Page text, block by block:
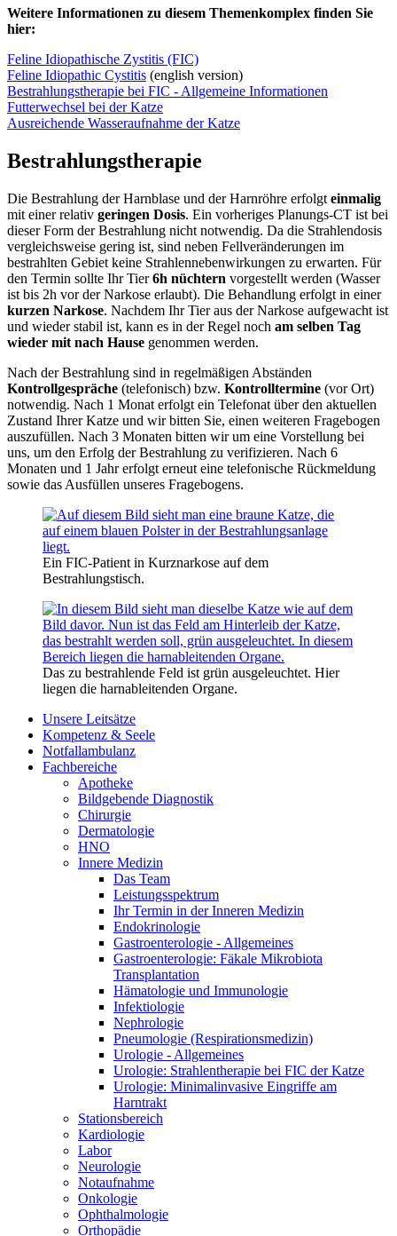
Weitere Informationen zu diesem Themenkomplex finden Sie
hier:
Feline Idiopathische Zystitis (FIC)
Feline Idiopathic Cystitis (english version)
Bestrahlungstherapie bei FIC - Allgemeine Informationen
Futterwechsel bei der Katze
Ausreichende Wasseraufnahme der Katze
Bestrahlungstherapie
Die Bestrahlung der Harnblase und der Harnröhre erfolgt einmalig
mit einer relativ geringen Dosis. Ein vorheriges Planungs-CT ist bei
dieser Form der Bestrahlung nicht notwendig. Da die Strahlendosis
vergleichsweise gering ist, sind neben Fellveränderungen im
bestrahlten Gebiet keine Strahlennebenwirkungen zu erwarten. Für
den Termin sollte Ihr Tier6h nüchtern vorgestellt werden (Wasser
ist bis 2h vor der Narkose erlaubt). Die Behandlung erfolgt in einer
kurzen Narkose. Nachdem Ihr Tier aus der Narkose aufgewacht ist
und wieder stabil ist, kann es in der Regel noch am selben Tag
wieder mit nach Hause genommen werden.
Nach der Bestrahlung sind in regelmäßigen Abständen
Kontrollgespräche (telefonisch) bzw. Kontrolltermine (vor Ort)
notwendig. Nach 1 Monat erfolgt ein Telefonat über den aktuellen
Zustand Ihrer Katze und wir bitten Sie, einen weiteren Fragebogen
auszufüllen. Nach 3 Monaten bitten wir um eine Vorstellung bei
uns, um den Erfolg der Bestrahlung zu verifizieren. Nach 6
Monaten und 1 Jahr erfolgt erneut eine telefonische Rückmeldung
sowie das Ausfüllen unseres Fragebogens.
Ein FIC-Patient in Kurznarkose auf dem
Bestrahlungstisch.
Das zu bestrahlende Feld ist grün ausgeleuchtet. Hier
liegen die harnableitenden Organe.
Unsere Leitsätze
Kompetenz & Seele
Notfallambulanz
Fachbereiche
Apotheke
Bildgebende Diagnostik
Chirurgie
Dermatologie
HNO
Innere Medizin
Das Team
Leistungsspektrum
Ihr Termin in der Inneren Medizin
Endokrinologie
Gastroenterologie - Allgemeines
Gastroenterologie: Fäkale Mikrobiota
Transplantation
Hämatologie und Immunologie
Infektiologie
Nephrologie
Pneumologie (Respirationsmedizin)
Urologie - Allgemeines
Urologie: Strahlentherapie bei FIC der Katze
Urologie: Minimalinvasive Eingriffe am
Harntrakt
Stationsbereich
Kardiologie
Labor
Neurologie
Notaufnahme
Onkologie
Ophthalmologie
Orthopädie